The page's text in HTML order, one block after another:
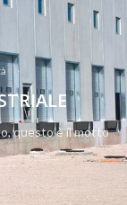
questo è il motto